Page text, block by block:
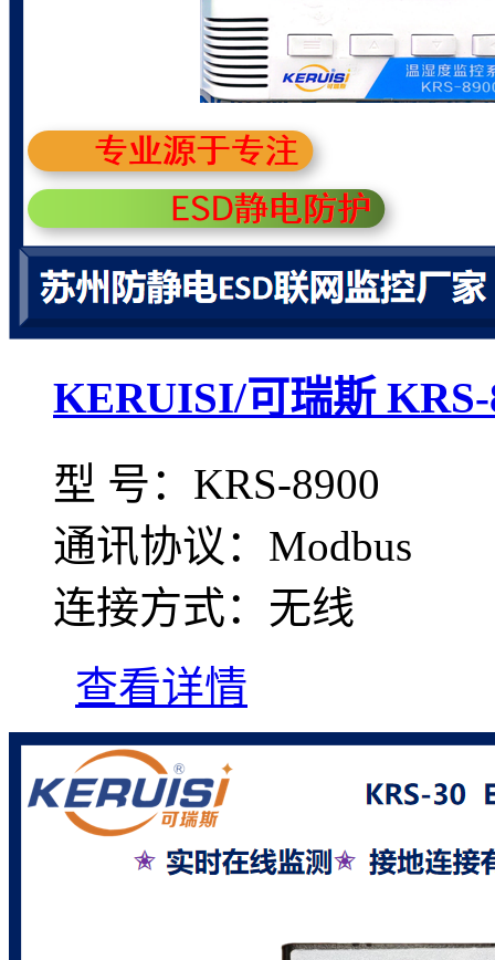
KERUISI/可瑞斯
型 号：KRS-8900
通讯协议：Modbus
连接方式：无线
查看详情